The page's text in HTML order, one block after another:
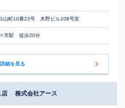
山町10番23号 木野ビル108号室
市駅 徒歩20分
詳細を見る
店 株式会社アース